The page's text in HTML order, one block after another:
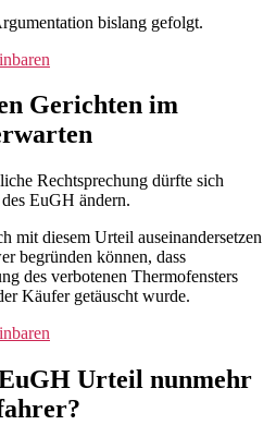
bislang gefolgt.
Gerichten im
Rechtsprechung dürfte sich
EuGH ändern.
mit diesem Urteil auseinandersetzen
begründen können, dass
des verbotenen Thermofensters
Käufer getäuscht wurde.
Urteil nunmehr